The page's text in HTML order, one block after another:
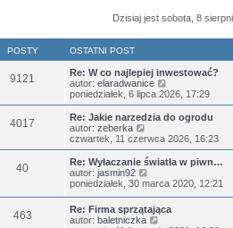
Dzisiaj jest sobota, 8
POSTY OSTATNI POST
9121
Re: W co najlepiej inwestować?
autor: elaradwanice
y
ś
w
e
l
n
a
j
n
o
poniedziałek, 6 lipca 2026, 17:29
4017
Re: Jakie narzedzia do ogrodu
autor: zeberka
y
ś
w
i
e
n
a
czwartek, 11 czerwca 2026, 16:23
40
Re: Wyłaczanie światła w piwn…
autor: jasmin92
y
w
i
e
poniedziałek, 30 marca 2020, 12:21
463
Re: Firma sprzątająca
autor: baletniczka